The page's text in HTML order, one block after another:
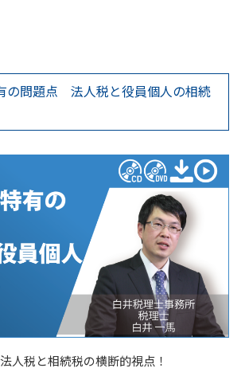
の問題点 法人税と役員個人の相続
人税と相続税の横断的視点！